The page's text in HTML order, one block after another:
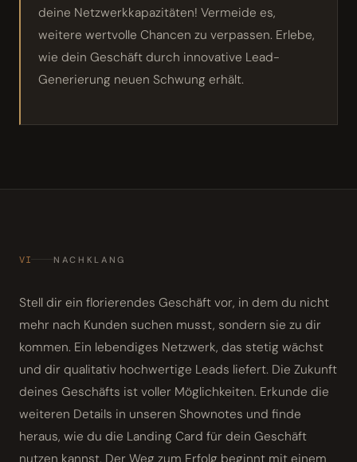
deine Netzwerkkapazitäten! Vermeide es,
weitere wertvolle Chancen zu verpassen. Erlebe,
wie dein Geschäft durch innovative Lead-
Generierung neuen Schwung erhält.
VI NACHKLANG
Stell dir ein florierendes Geschäft vor, in dem du nicht
mehr nach Kunden suchen musst, sondern sie zu dir
kommen. Ein lebendiges Netzwerk, das stetig wächst
und dir qualitativ hochwertige Leads liefert. Die Zukunft
deines Geschäfts ist voller Möglichkeiten. Erkunde die
weiteren Details in unseren Shownotes und finde
heraus, wie du die Landing Card für dein Geschäft
nutzen kannst. Der Weg zum Erfolg beginnt mit einem